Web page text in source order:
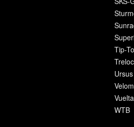
Tip-
Ursus
Vuelta
WTB